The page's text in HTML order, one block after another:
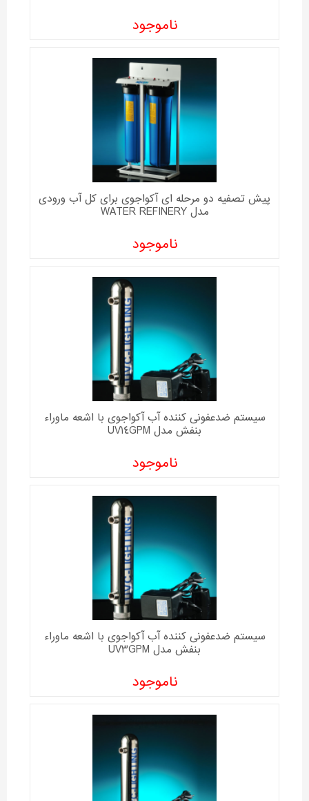
ناموجود
پیش تصفیه دو مرحله ای آکواجوی برای کل آب ورودی
مدل WATER REFINERY
ناموجود
سیستم ضدعفونی کننده آب آکواجوی با اشعه ماوراء
بنفش مدل UV14GPM
ناموجود
سیستم ضدعفونی کننده آب آکواجوی با اشعه ماوراء
بنفش مدل UV3GPM
ناموجود